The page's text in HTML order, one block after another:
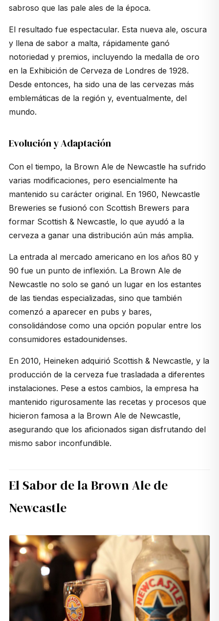
sabroso que las pale ales de la época.
El resultado fue espectacular. Esta nueva ale, oscura
y llena de sabor a malta, rápidamente ganó
notoriedad y premios, incluyendo la medalla de oro
en la Exhibición de Cerveza de Londres de 1928.
Desde entonces, ha sido una de las cervezas más
emblemáticas de la región y, eventualmente, del
mundo.
Evolución y Adaptación
Con el tiempo, la Brown Ale de Newcastle ha sufrido
varias modificaciones, pero esencialmente ha
mantenido su carácter original. En 1960, Newcastle
Breweries se fusionó con Scottish Brewers para
formar Scottish & Newcastle, lo que ayudó a la
cerveza a ganar una distribución aún más amplia.
La entrada al mercado americano en los años 80 y
90 fue un punto de inflexión. La Brown Ale de
Newcastle no solo se ganó un lugar en los estantes
de las tiendas especializadas, sino que también
comenzó a aparecer en pubs y bares,
consolidándose como una opción popular entre los
consumidores estadounidenses.
En 2010, Heineken adquirió Scottish & Newcastle, y la
producción de la cerveza fue trasladada a diferentes
instalaciones. Pese a estos cambios, la empresa ha
mantenido rigurosamente las recetas y procesos que
hicieron famosa a la Brown Ale de Newcastle,
asegurando que los aficionados sigan disfrutando del
mismo sabor inconfundible.
El Sabor de la Brown Ale de
Newcastle